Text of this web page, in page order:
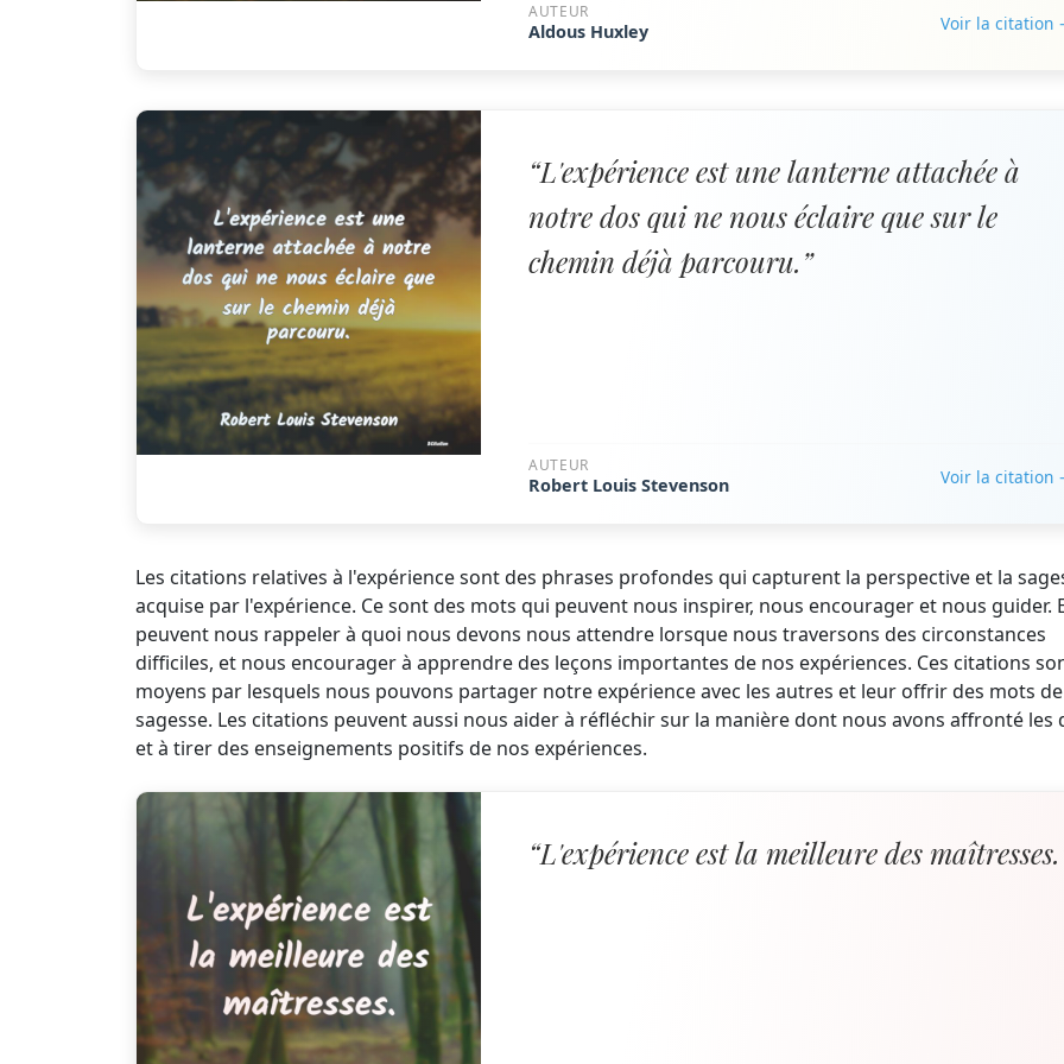
AUTEUR
Aldous Huxley Voir la citation
“L'expérience est une lanterne attachée à
notre dos qui ne nous éclaire que sur le
chemin déjà parcouru.”
AUTEUR
Robert Louis Stevenson Voir la citation
Les citations relatives à l'expérience sont des phrases profondes qui capturent la perspective et la
acquise par l'expérience. Ce sont des mots qui peuvent nous inspirer, nous encourager et nous guider.
peuvent nous rappeler à quoi nous devons nous attendre lorsque nous traversons des circonstances
difficiles, et nous encourager à apprendre des leçons importantes de nos expériences. Ces citations
moyens par lesquels nous pouvons partager notre expérience avec les autres et leur offrir des mots de
sagesse. Les citations peuvent aussi nous aider à réfléchir sur la manière dont nous avons affronté les
et à tirer des enseignements positifs de nos expériences.
“L'expérience est la meilleure des